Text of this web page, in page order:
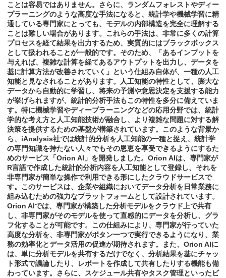
ことは容易ではありません。さらに、ランダムフォレストやディー
プラーニングのような高度な手法になると、統計学や機械学習に精
通している専門家にとっても、モデルの内部構造を完全に理解する
ことは難しい場合があります。これらの手法は、非常に多くの計算
プロセスを経て結果を出力するため、実質的にはブラックボックス
として扱われることが一般的です。そのため、「あるインプットを
与えれば、複雑な計算を経てあるアウトプットを出力し、データを
基に計算方法が改善されていく」という仕組み自体が、一種の人工
知能と見なされることがあります。人工知能の特性として、膨大な
データから自動的に学習し、将来の予測や意思決定を支援する能力
が挙げられますが、統計的分析手法もこの特性を多分に備えていま
す。特に機械学習やディープラーニングなどの応用分野では、統計
学的な考え方と人工知能技術が融合し、より複雑な問題に対する解
決策を提供するための基盤が構築されています。このような背景か
ら、iAnalysis社では統計的分析を人工知能の一種と捉え、統計学
の専門知識を持たない人々でもその恩恵を享受できるようにするた
めのサービス「Orion AI」を開発しました。Orion AIは、専門家が
R言語で作成した統計的分析内容を人工知能として登録し、それを
非専門家が簡単な操作で利用できる形にしたクラウドサービスで
す。このサービスは、企業や組織においてデータ分析を日常業務に
組み込むための強力なプラットフォームとして設計されています。
Orion AIでは、専門家が構築した分析モデルをクラウド上で共有
し、非専門家がそのモデルを使って直感的にデータを分析し、グラ
フ化することが可能です。この仕組みにより、専門家が行っていた
高度な分析を、非専門家がボタン一つで実行できるようになり、業
務の効率化とデータ活用の促進が期待されます。また、Orion AIに
は、単に分析モデルを共有するだけでなく、分析結果を基にチャッ
ト形式で議論したり、レポートを作成して共有したりする機能も備
わっています。さらに、スケジュール共有やタスク管理といったビ